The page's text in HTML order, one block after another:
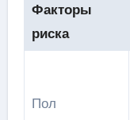
Факторы
риска
Пол